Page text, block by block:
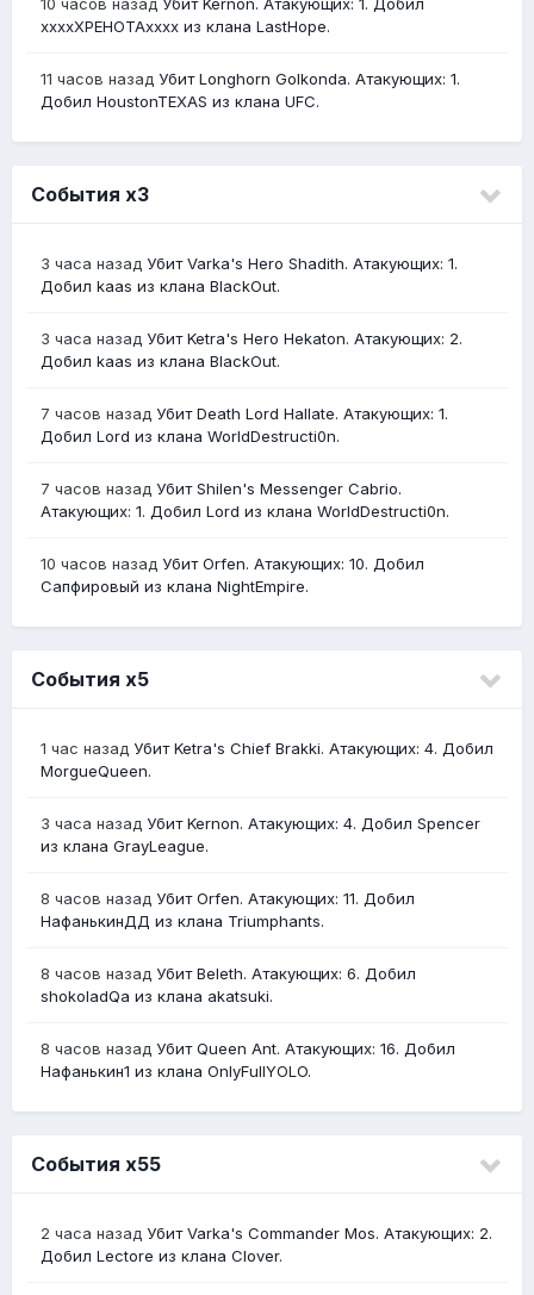
ххххХРЕНОТАхххх из клана LastHope.
11 часов назад Убит Longhorn Golkonda. Атакующих: 1.
Добил HoustonTEXAS из клана UFC.
События х3
3 часа назад Убит Varka's Hero Shadith. Атакующих: 1.
Добил kaas из клана BlackOut.
3 часа назад Убит Ketra's Hero Hekaton. Атакующих: 2.
Добил kaas из клана BlackOut.
7 часов назад Убит Death Lord Hallate. Атакующих: 1.
Добил Lord из клана WorldDestructi0n.
7 часов назад Убит Shilen's Messenger Cabrio.
Атакующих: 1. Добил Lord из клана WorldDestructi0n.
10 часов назад Убит Orfen. Атакующих: 10. Добил
Сапфировый из клана NightEmpire.
События х5
1 час назад Убит Ketra's Chief Brakki. Атакующих: 4. Добил
MorgueQueen.
3 часа назад Убит Kernon. Атакующих: 4. Добил Spencer
из клана GrayLeague.
8 часов назад Убит Orfen. Атакующих: 11. Добил
НафанькинДД из клана Triumphants.
8 часов назад Убит Beleth. Атакующих: 6. Добил
shokoladQa из клана akatsuki.
8 часов назад Убит Queen Ant. Атакующих: 16. Добил
Нафанькин1 из клана OnlyFullYOLO.
События х55
2 часа назад Убит Varka's Commander Mos. Атакующих: 2.
Добил Lectore из клана Clover.